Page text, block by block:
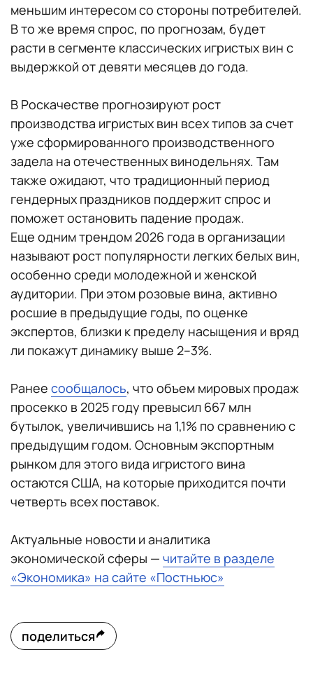
меньшим интересом со стороны потребителей.
В то же время спрос, по прогнозам, будет
расти в сегменте классических игристых вин с
выдержкой от девяти месяцев до года.
В Роскачестве прогнозируют рост
производства игристых вин всех типов за счет
уже сформированного производственного
задела на отечественных винодельнях. Там
также ожидают, что традиционный период
гендерных праздников поддержит спрос и
поможет остановить падение продаж.
Еще одним трендом 2026 года в организации
называют рост популярности легких белых вин,
особенно среди молодежной и женской
аудитории. При этом розовые вина, активно
росшие в предыдущие годы, по оценке
экспертов, близки к пределу насыщения и вряд
ли покажут динамику выше 2–3%.
Ранее сообщалось, что объем мировых продаж
просекко в 2025 году превысил 667 млн
бутылок, увеличившись на 1,1% по сравнению с
предыдущим годом. Основным экспортным
рынком для этого вида игристого вина
остаются США, на которые приходится почти
четверть всех поставок.
Актуальные новости и аналитика
экономической сферы — читайте в разделе
«Экономика» на сайте «Постньюс»
поделиться